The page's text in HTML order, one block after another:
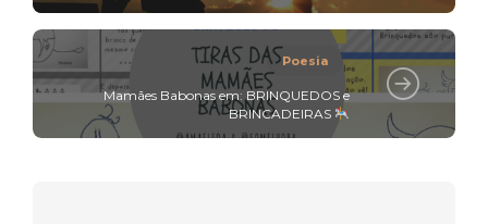
Poesia
Mamães Babonas em: BRINQUEDOS e
BRINCADEIRAS